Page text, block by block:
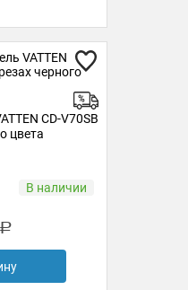
CD-V70SB
цвета
В наличии